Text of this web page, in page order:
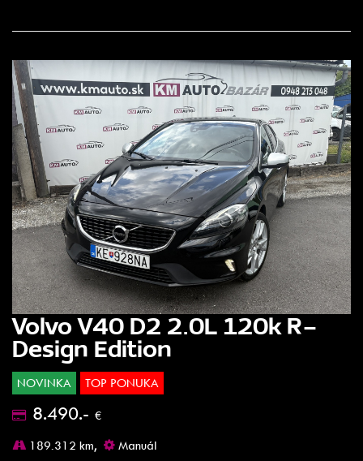
Volvo V40 D2 2.0L 120k R-
Design Edition
NOVINKA TOP PONUKA
8.490.- €
189.312 km,
Manuál